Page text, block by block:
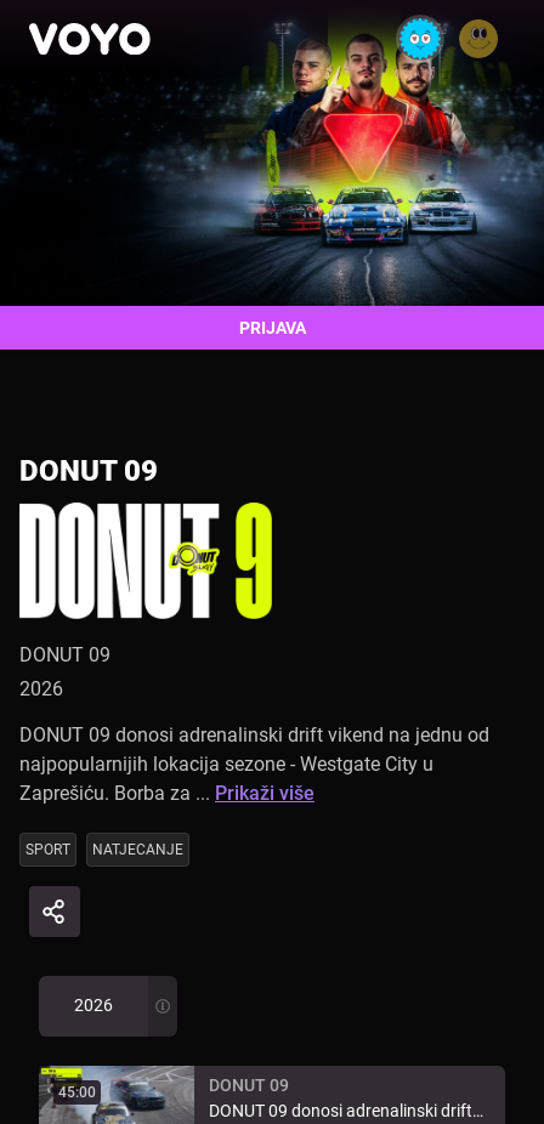
DONUT 09
DONUT 09
2026
DONUT 09 donosi adrenalinski drift vikend na jednu od
najpopularnijih lokacija sezone - Westgate City u
Zaprešiću. Borba za ... Prikaži više
SPORT NATJECANJE
PRIJAVA
2026
45:00
DONUT 09
DONUT 09 donosi adrenalinski drift